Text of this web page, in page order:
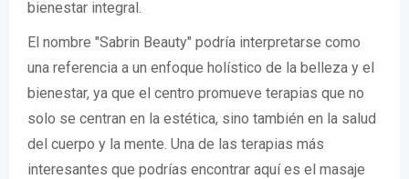
bienestar integral.
El nombre "Sabrin Beauty" podría interpretarse como
una referencia a un enfoque holístico de la belleza y el
bienestar, ya que el centro promueve terapias que no
solo se centran en la estética, sino también en la salud
del cuerpo y la mente. Una de las terapias más
interesantes que podrías encontrar aquí es el masaje